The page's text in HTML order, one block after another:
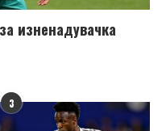
изненадувачка
3